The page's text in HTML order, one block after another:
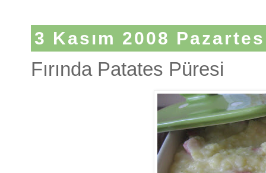
3 Kasım 2008
Fırında Patates Püresi